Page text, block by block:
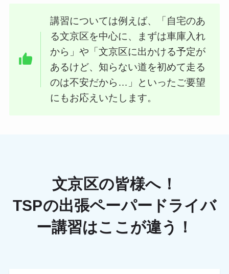
講習については例えば、「自宅のあ
る文京区を中心に、まずは車庫入れ
から」や「文京区に出かける予定が
あるけど、知らない道を初めて走る
のは不安だから…」といったご要望
にもお応えいたします。
文京区の皆様へ！
TSPの出張ペーパードライバ
ー講習はここが違う！